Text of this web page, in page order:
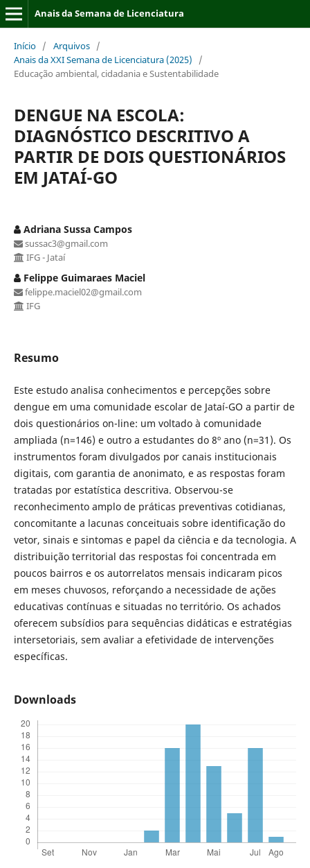
Anais da Semana de Licenciatura
Início / Arquivos /
Anais da XXI Semana de Licenciatura (2025)
/
Educação ambiental, cidadania e Sustentabilidade
DENGUE NA ESCOLA:
DIAGNÓSTICO DESCRITIVO A
PARTIR DE DOIS QUESTIONÁRIOS
EM JATAÍ-GO
Adriana Sussa Campos
sussac3@gmail.com
IFG - Jataí
Felippe Guimaraes Maciel
felippe.maciel02@gmail.com
IFG
Resumo
Este estudo analisa conhecimentos e percepções sobre
dengue em uma comunidade escolar de Jataí-GO a partir de
dois questionários on-line: um voltado à comunidade
ampliada (n=146) e outro a estudantes do 8º ano (n=31). Os
instrumentos foram divulgados por canais institucionais
digitais, com garantia de anonimato, e as respostas foram
tratadas por estatística descritiva. Observou-se
reconhecimento amplo de práticas preventivas cotidianas,
concomitante a lacunas conceituais sobre identificação do
vetor, sinais e sintomas e papel da ciência e da tecnologia. A
distribuição territorial das respostas foi concentrada em
poucos bairros e os autorrelatos mensais indicaram picos
em meses chuvosos, reforçando a necessidade de ações
educativas contínuas e situadas no território. Os achados
oferecem subsídios para sequências didáticas e estratégias
intersetoriais, sem avaliar a efetividade de intervenções
específicas.
Downloads